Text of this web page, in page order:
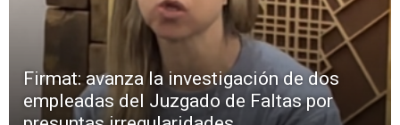
Firmat: avanza la investigación de dos
empleadas del Juzgado de Faltas por